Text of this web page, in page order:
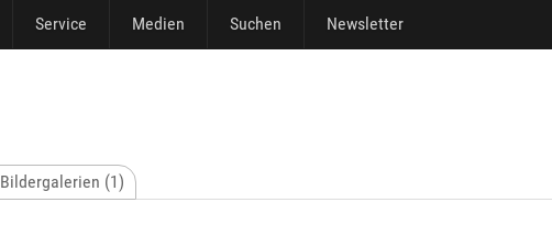
Service Medien Suchen Newsletter
Bildergalerien (1)